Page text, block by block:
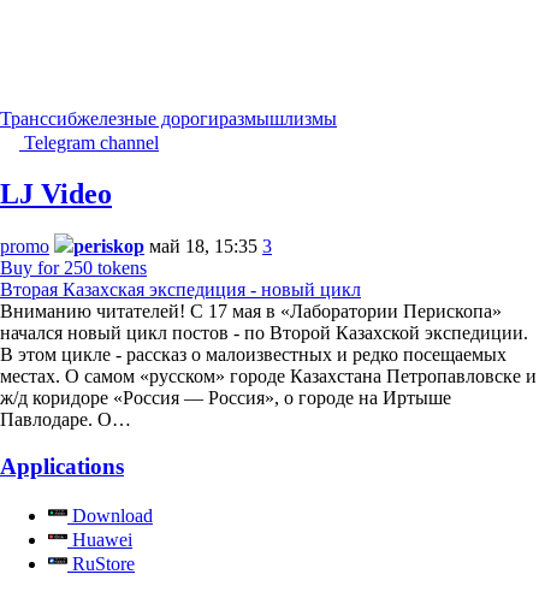
Транссибжелезные дорогиразмышлизмы
Telegram channel
LJ Video
promo periskop май 18, 15:35 3
Buy for 250 tokens
Вторая Казахская экспедиция - новый цикл
Вниманию читателей! С 17 мая в «Лаборатории Перископа»
начался новый цикл постов - по Второй Казахской экспедиции.
В этом цикле - рассказ о малоизвестных и редко посещаемых
местах. О самом «русском» городе Казахстана Петропавловске и
ж/д коридоре «Россия — Россия», о городе на Иртыше
Павлодаре. О…
Applications
Download
Huawei
RuStore